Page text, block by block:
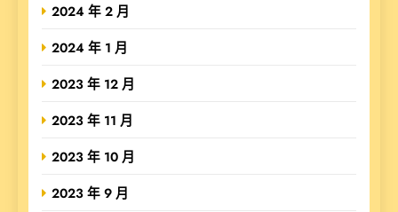
2024 年 2 月
2024 年 1 月
2023 年 12 月
2023 年 11 月
2023 年 10 月
2023 年 9 月